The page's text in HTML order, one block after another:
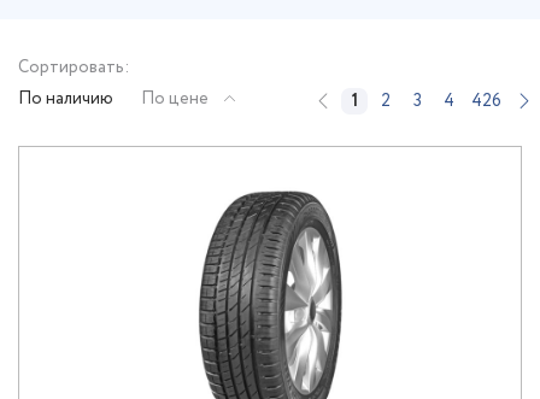
Сортировать:
По наличию
По цене 1 2 3 4 426